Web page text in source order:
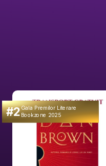
#2Gala Premilor Literare
Bookzone 2025